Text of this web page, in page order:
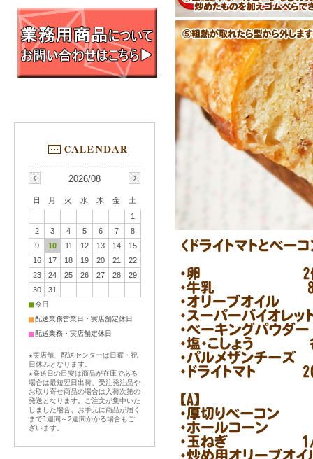
2026/08
日 月 火 水 木 金
土
1
2
3 4 5 6 7
8
9
10 11 12 13 14
15
16
17 18 19 20 21
22
23
24 25 26 27 28
29
30
31
■今日
■配送業務営業日・実店舗定休日
■配送業務・実店舗定休日
★実店舗、配送センターは日曜・祝
日休みとなります。
★発送日の目安は商品が在庫である
場合は最短翌日出荷、受注発注品や
お取り寄せ商品の場合は入荷次第の
発送となります。ご注文が集中いた
しました場合、お手元に商品が届く
まで1週間～2週間かかる場合もご
ざいます。